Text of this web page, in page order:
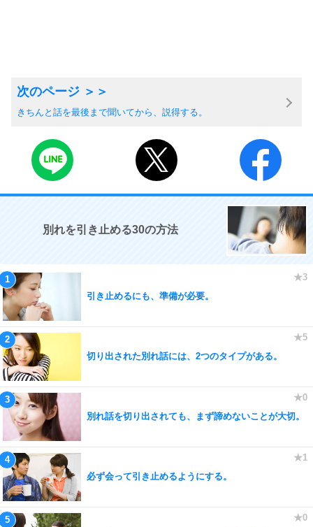
きちんと話を最後まで聞いてから、説得する。
別れを引き止める30の方法
引き止めるにも、準備が必要。
切り出された別れ話には、2つのタイプがある。
別れ話を切り出されても、まず諦めないことが大切。
必ず会って引き止めるようにする。